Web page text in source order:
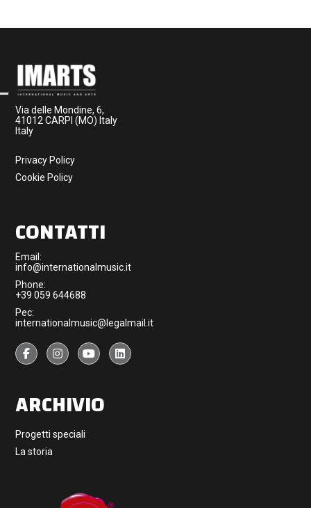
Via delle Mondine, 6,
41012 CARPI (MO) Italy
Italy
Privacy Policy
Cookie Policy
CONTATTI
Email:
info@internationalmusic.it
Phone:
+39 059 644688
Pec:
internationalmusic@legalmail.it
ARCHIVIO
Progetti speciali
La storia